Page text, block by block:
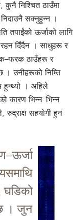
कुनै निश्चित ठाउँमा
सक्नुहुन्न ।
तपाईंको ऊर्जाको लागि
दिँदैन । साधुहरू र
ठाउँहरू र
। उनीहरूको निम्ति
हुन्थ्यो । अहिले
कारण भिन्न–भिन्न
सहयोगी हुन
घडिको
। जुन